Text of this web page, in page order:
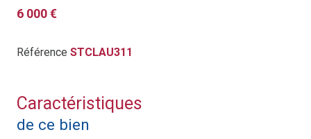
6 000 €
Référence STCLAU311
Caractéristiques
de ce bien